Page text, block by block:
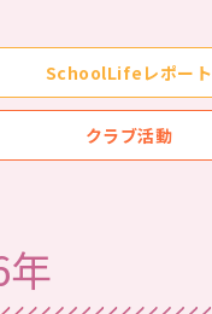
SchoolLifeレポート
クラブ活動